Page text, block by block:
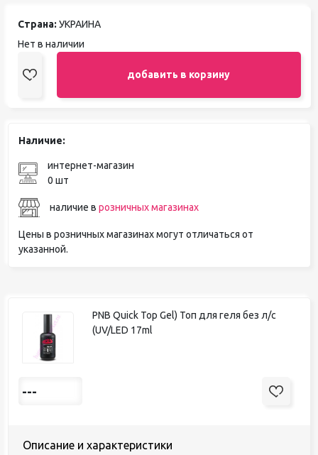
Страна: УКРАИНА
Нет в наличии
добавить в корзину
Наличие:
интернет-магазин
0 шт
наличие в розничных магазинах
Цены в розничных магазинах могут отличаться от
указанной.
PNB Quick Top Gel) Топ для геля без л/с
(UV/LED 17ml
---
Описание и характеристики